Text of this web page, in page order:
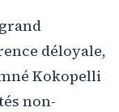
déloyale,
Kokopelli
non-